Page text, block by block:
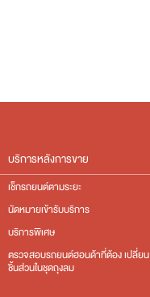
บริการหลังการขาย
เช็กรถยนต์ตามระยะ
นัดหมายเข้ารับบริการ
บริการพิเศษ
ตรวจสอบรถยนต์ฮอนด้าที่ต้อง เปลี่ยน
ชิ้นส่วนในชุดถุงลม